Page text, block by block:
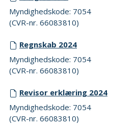
Myndighedskode: 7054
(CVR-nr. 66083810)
Regnskab 2024
Myndighedskode: 7054
(CVR-nr. 66083810)
Revisor erklæring 2024
Myndighedskode: 7054
(CVR-nr. 66083810)